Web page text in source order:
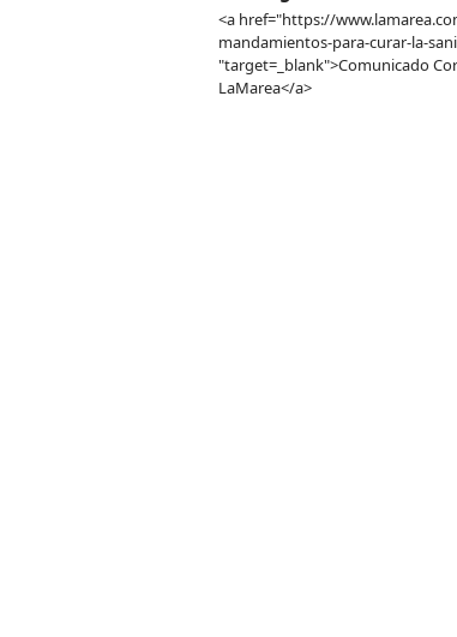
<a href="https://
mandamientos-para-curar-la-
"target=_blank">Comunicado
LaMarea</a>